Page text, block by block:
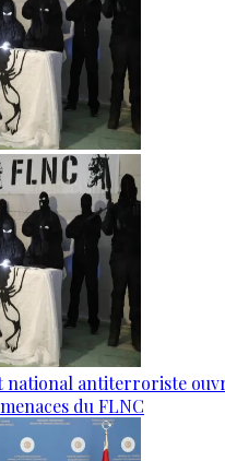
national antiterroriste
du FLNC